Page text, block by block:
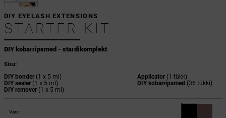
DIY kobarripsmed - stardikomplekt
DIY EYELASH EXTENSIONS
STARTER KIT
Sisu:
DIY bonder(1 x 5 ml)
DIY sealer(1 x 5 ml)
DIY remover(1 x 5 ml)
Applicator (1 tükk)
DIY kobarripsmed (36 tükki)
Värv: